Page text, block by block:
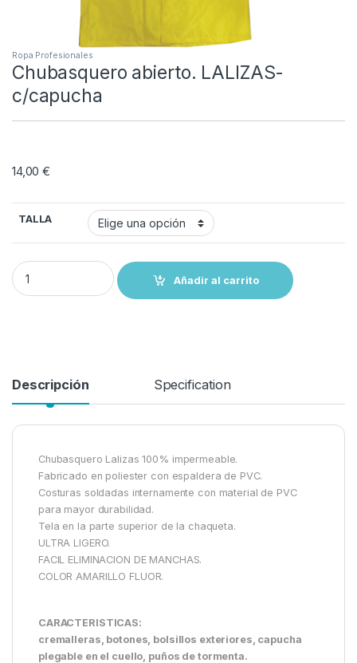
Ropa Profesionales
Chubasquero abierto. LALIZAS-
c/capucha
14,00€
TALLA
Chubasquero abierto. LALIZAS-c/capucha quantity
Añadir al carrito
Descripción Specification
Chubasquero Lalizas 100% impermeable.
Fabricado en poliester con espaldera de PVC.
Costuras soldadas internamente con material de PVC
para mayor durabilidad.
Tela en la parte superior de la chaqueta.
ULTRA LIGERO.
FACIL ELIMINACION DE MANCHAS.
COLOR AMARILLO FLUOR.
CARACTERISTICAS:
cremalleras, botones, bolsillos exteriores, capucha
plegable en el cuello, puños de tormenta.